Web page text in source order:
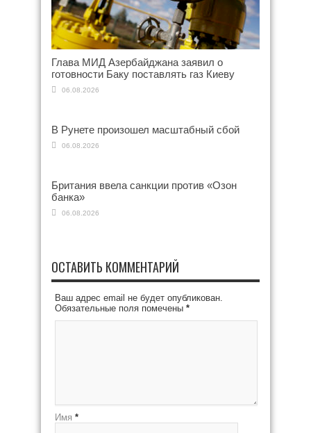
Глава МИД Азербайджана заявил о
готовности Баку поставлять газ Киеву
06.08.2026
В Рунете произошел масштабный сбой
06.08.2026
Британия ввела санкции против «Озон
банка»
06.08.2026
ОСТАВИТЬ КОММЕНТАРИЙ
Ваш адрес email не будет опубликован.
Обязательные поля помечены *
Имя *